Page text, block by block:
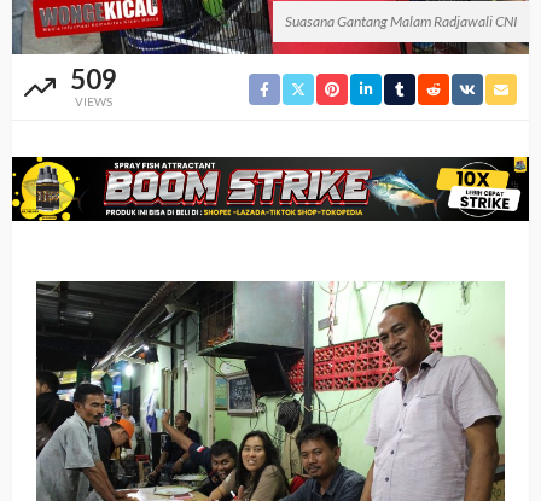
Suasana Gantang Malam Radjawali CNI
509
VIEWS